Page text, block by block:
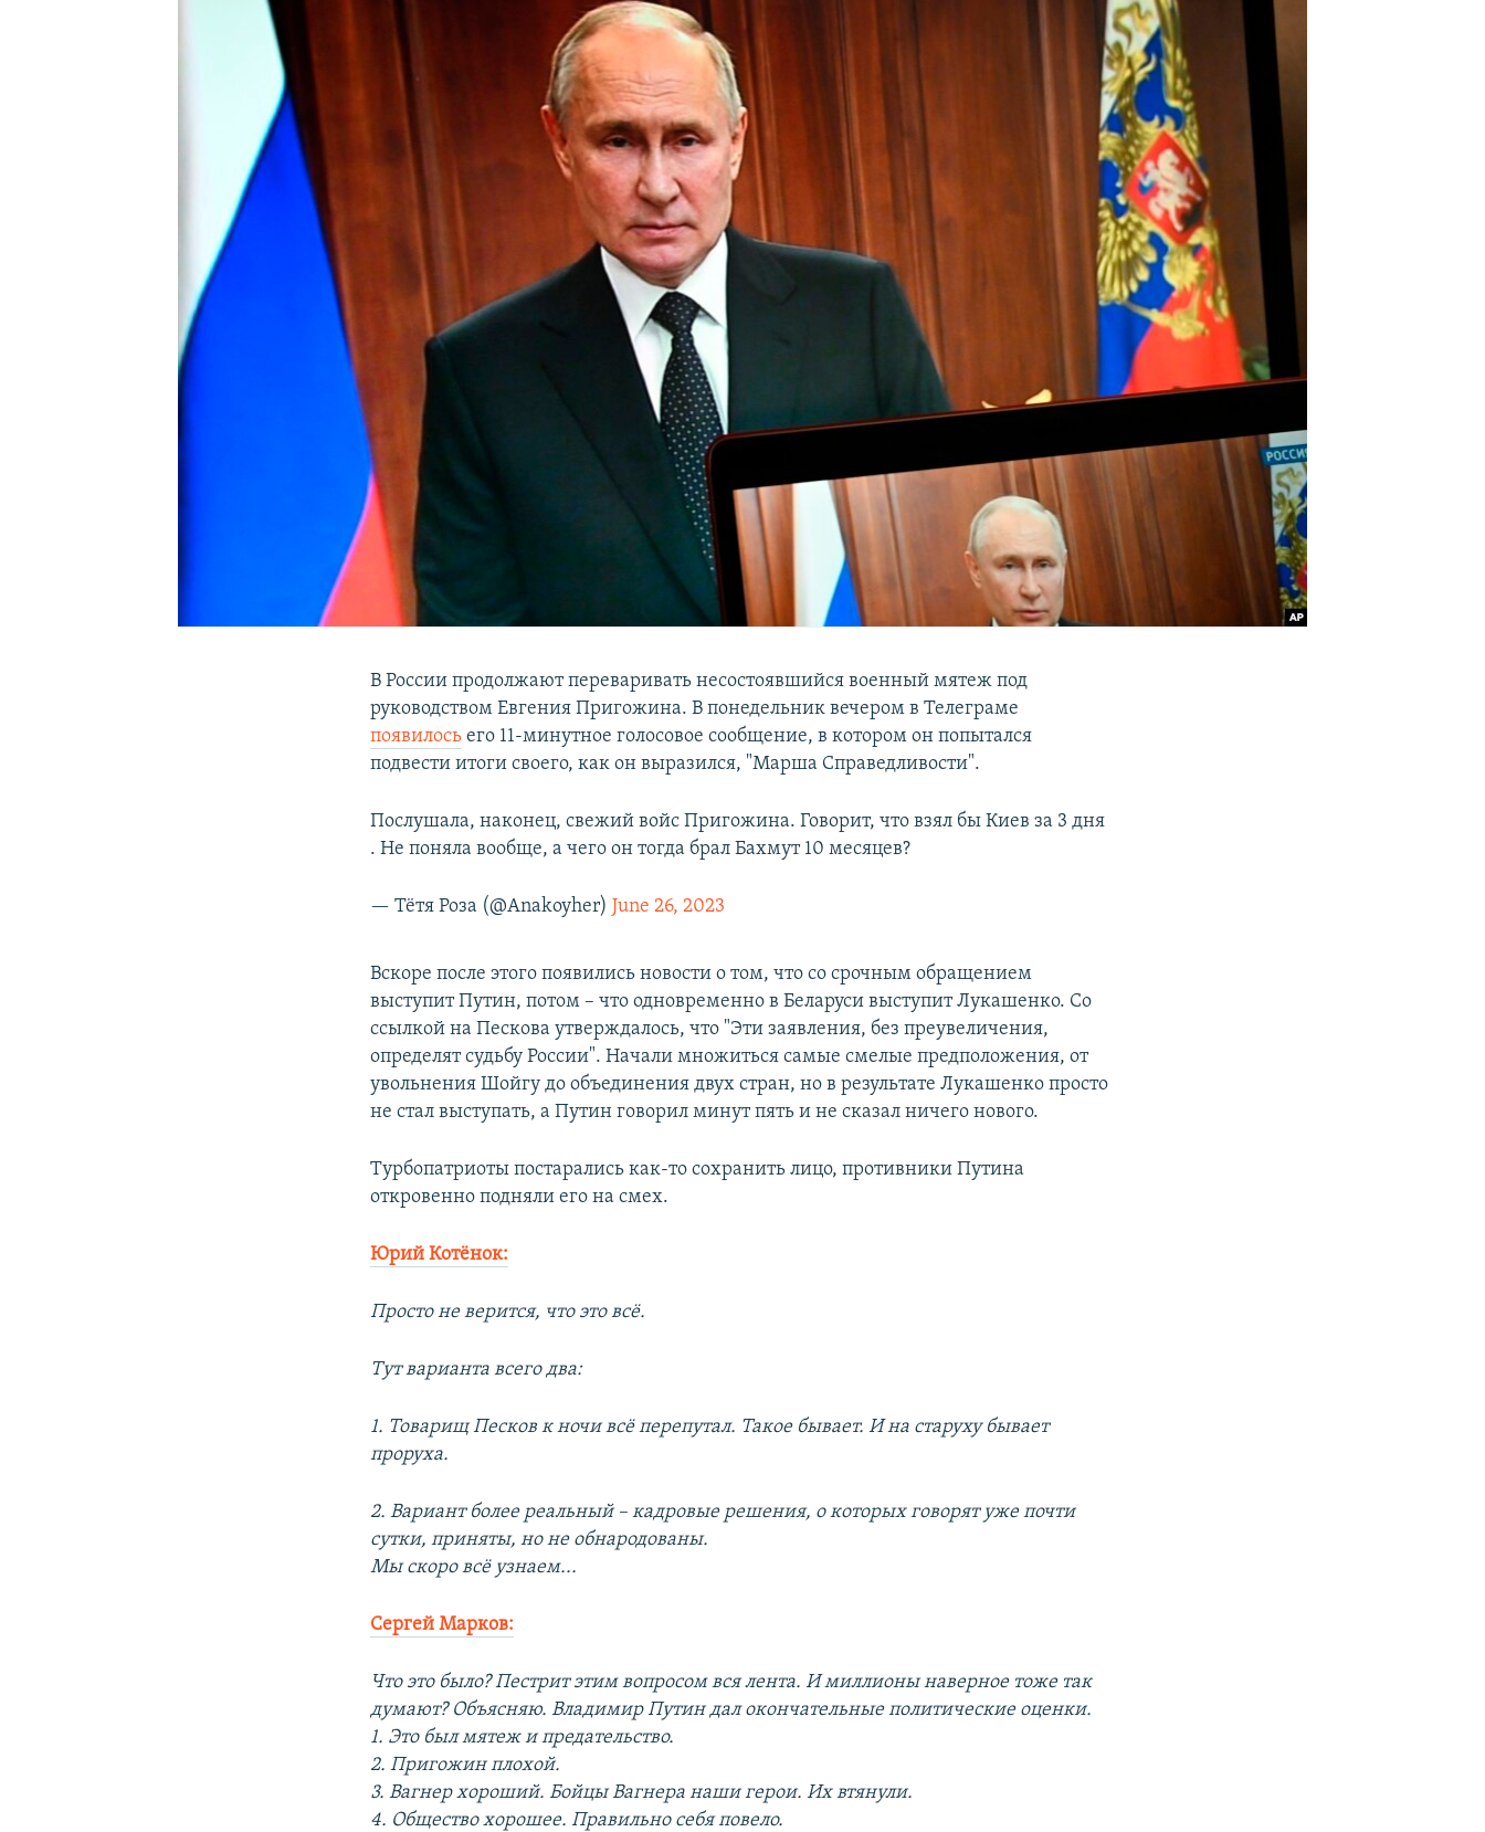
ПОДПИШИТЕСЬ НА РАССЫЛКУ
В России продолжают переваривать несостоявшийся военный мятеж под
руководством Евгения Пригожина. В понедельник вечером в Телеграме
появилось его 11-минутное голосовое сообщение, в котором он попытался
подвести итоги своего, как он выразился, "Марша Справедливости".
Послушала, наконец, свежий войс Пригожина. Говорит, что взял бы Киев за 3 дня
. Не поняла вообще, а чего он тогда брал Бахмут 10 месяцев?
— Тётя Роза (@Anakoyher)June 26, 2023
Вскоре после этого появились новости о том, что со срочным обращением
выступит Путин, потом – что одновременно в Беларуси выступит Лукашенко. Со
ссылкой на Пескова утверждалось, что "Эти заявления, без преувеличения,
определят судьбу России". Начали множиться самые смелые предположения, от
увольнения Шойгу до объединения двух стран, но в результате Лукашенко просто
не стал выступать, а Путин говорил минут пять и не сказал ничего нового.
Турбопатриоты постарались как-то сохранить лицо, противники Путина
откровенно подняли его на смех.
Юрий Котёнок:
Просто не верится, что это всё.
Тут варианта всего два:
1. Товарищ Песков к ночи всё перепутал. Такое бывает. И на старуху бывает
проруха.
2. Вариант более реальный – кадровые решения, о которых говорят уже почти
сутки, приняты, но не обнародованы.
Мы скоро всё узнаем...
Сергей Марков:
Что это было? Пестрит этим вопросом вся лента. И миллионы наверное тоже так
думают? Объясняю. Владимир Путин дал окончательные политические оценки.
1. Это был мятеж и предательство.
2. Пригожин плохой.
3. Вагнер хороший. Бойцы Вагнера наши герои. Их втянули.
4. Общество хорошее. Правильно себя повело.